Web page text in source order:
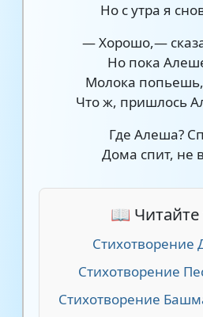
Но с утра я
— Хорошо,—
Но пока
Молока
Что ж, пришлось
Где Алеша?
Дома спит, не
📖
Стихотворение
Стихотворение
Стихотворение